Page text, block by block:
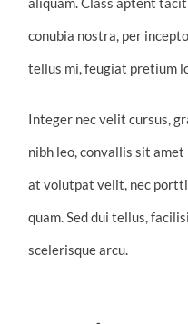
conubia nostra, per
tellus mi, feugiat pretium
Integer nec velit cursus,
nibh leo, convallis sit
at volutpat velit, nec
quam. Sed dui tellus,
scelerisque arcu.